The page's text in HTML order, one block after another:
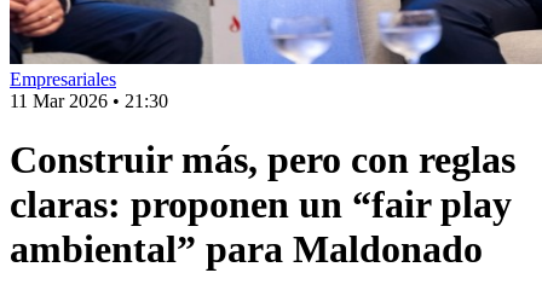
Empresariales
11 Mar 2026 • 21:30
Construir más, pero con reglas
claras: proponen un “fair play
ambiental” para Maldonado